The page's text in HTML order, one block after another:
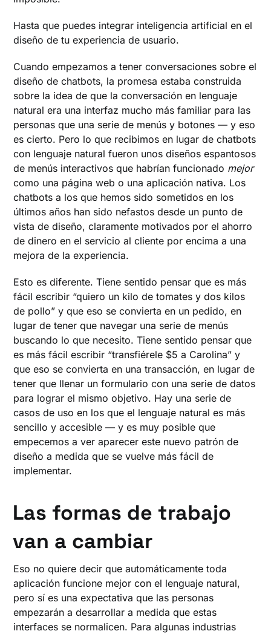
Hasta que puedes integrar inteligencia artificial en el
diseño de tu experiencia de usuario.
Cuando empezamos a tener conversaciones sobre el
diseño de chatbots, la promesa estaba construida
sobre la idea de que la conversación en lenguaje
natural era una interfaz mucho más familiar para las
personas que una serie de menús y botones — y eso
es cierto. Pero lo que recibimos en lugar de chatbots
con lenguaje natural fueron unos diseños espantosos
de menús interactivos que habrían funcionado mejor
como una página web o una aplicación nativa. Los
chatbots a los que hemos sido sometidos en los
últimos años han sido nefastos desde un punto de
vista de diseño, claramente motivados por el ahorro
de dinero en el servicio al cliente por encima a una
mejora de la experiencia.
Esto es diferente. Tiene sentido pensar que es más
fácil escribir “quiero un kilo de tomates y dos kilos
de pollo” y que eso se convierta en un pedido, en
lugar de tener que navegar una serie de menús
buscando lo que necesito. Tiene sentido pensar que
es más fácil escribir “transfiérele $5 a Carolina” y
que eso se convierta en una transacción, en lugar de
tener que llenar un formulario con una serie de datos
para lograr el mismo objetivo. Hay una serie de
casos de uso en los que el lenguaje natural es más
sencillo y accesible — y es muy posible que
empecemos a ver aparecer este nuevo patrón de
diseño a medida que se vuelve más fácil de
implementar.
Las formas de trabajo
van a cambiar
Eso no quiere decir que automáticamente toda
aplicación funcione mejor con el lenguaje natural,
pero sí es una expectativa que las personas
empezarán a desarrollar a medida que estas
interfaces se normalicen. Para algunas industrias